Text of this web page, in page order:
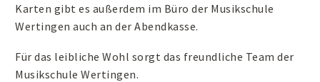
Karten gibt es außerdem im Büro der Musikschule
Wertingen auch an der Abendkasse.
Für das leibliche Wohl sorgt das freundliche Team der
Musikschule Wertingen.